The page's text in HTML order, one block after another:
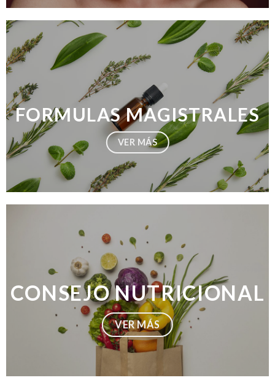
FORMULAS MAGISTRALES
VER MÁS
CONSEJO NUTRICIONAL
VER MÁS